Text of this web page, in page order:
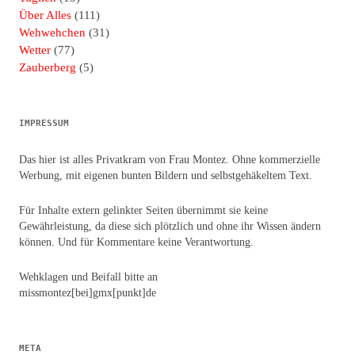
Über Alles (111)
Wehwehchen (31)
Wetter (77)
Zauberberg (5)
IMPRESSUM
Das hier ist alles Privatkram von Frau Montez. Ohne kommerzielle
Werbung, mit eigenen bunten Bildern und selbstgehäkeltem Text.
Für Inhalte extern gelinkter Seiten übernimmt sie keine
Gewährleistung, da diese sich plötzlich und ohne ihr Wissen ändern
können. Und für Kommentare keine Verantwortung.
Wehklagen und Beifall bitte an
missmontez[bei]gmx[punkt]de
META